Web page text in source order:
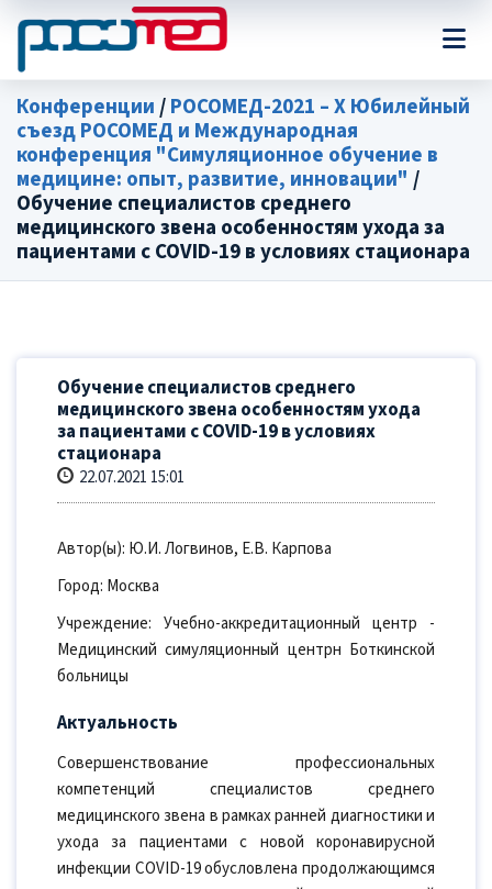
Конференции/РОСОМЕД-2021 – X Юбилейный
съезд РОСОМЕД и Международная
конференция "Симуляционное обучение в
медицине: опыт, развитие, инновации" /
Обучение специалистов среднего
медицинского звена особенностям ухода за
пациентами с COVID-19 в условиях стационара
Обучение специалистов среднего
медицинского звена особенностям ухода
за пациентами с COVID-19 в условиях
стационара
22.07.2021 15:01
Автор(ы): Ю.И. Логвинов, Е.В. Карпова
Город: Москва
Учреждение: Учебно-аккредитационный центр -
Медицинский симуляционный центрн Боткинской
больницы
Актуальность
Совершенствование профессиональных
компетенций специалистов среднего
медицинского звена в рамках ранней диагностики и
ухода за пациентами с новой коронавирусной
инфекции COVID-19 обусловлена продолжающимся